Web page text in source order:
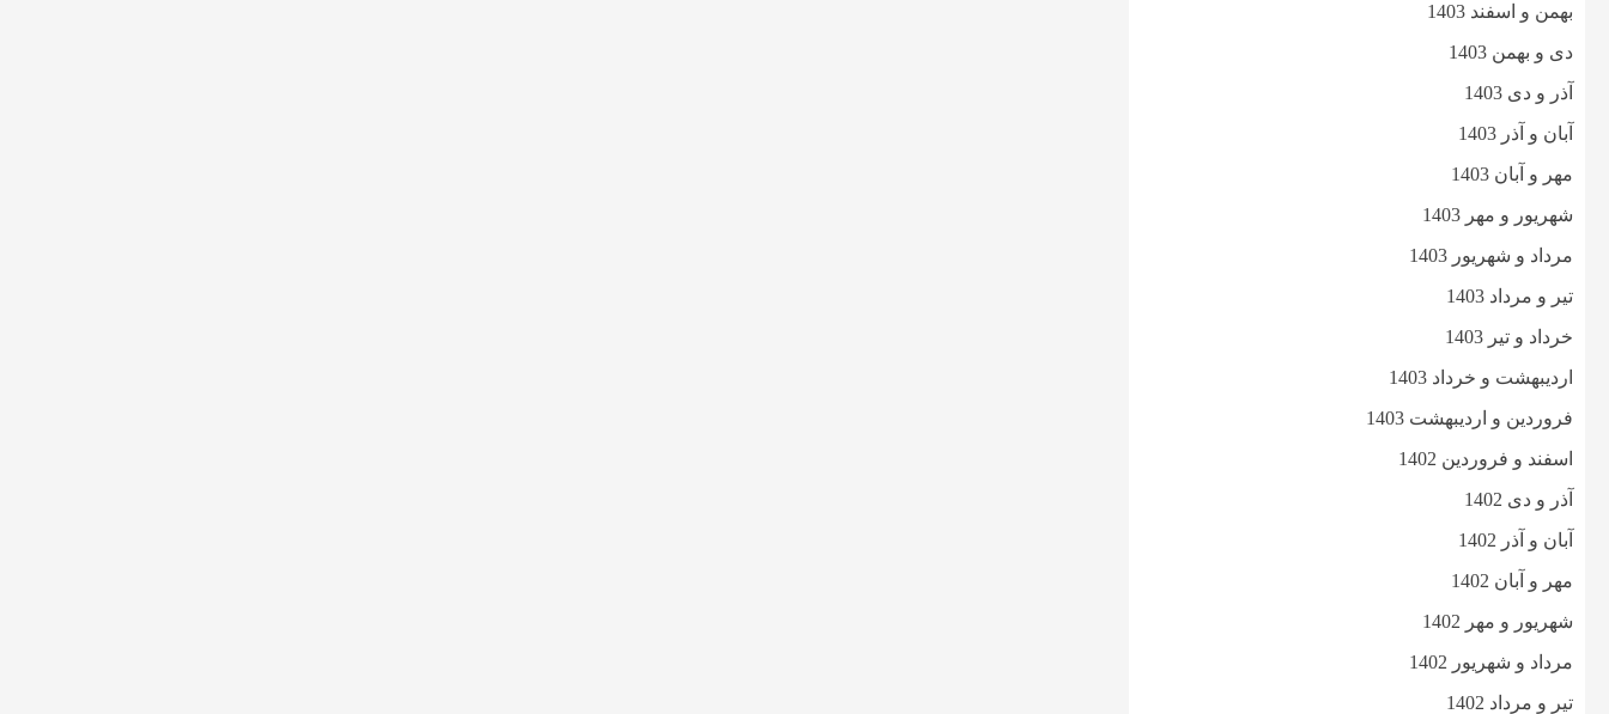
بهمن و اسفند 1403
دی و بهمن 1403
آذر و دی 1403
آبان و آذر 1403
مهر و آبان 1403
شهریور و مهر 1403
مرداد و شهریور 1403
تیر و مرداد 1403
خرداد و تیر 1403
اردیبهشت و خرداد 1403
فروردین و اردیبهشت 1403
اسفند و فروردین 1402
آذر و دی 1402
آبان و آذر 1402
مهر و آبان 1402
شهریور و مهر 1402
مرداد و شهریور 1402
تیر و مرداد 1402